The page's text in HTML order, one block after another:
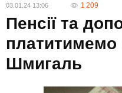
03.01.24 13:06 1 209
Пенсії та
платитимемо
Шмигаль